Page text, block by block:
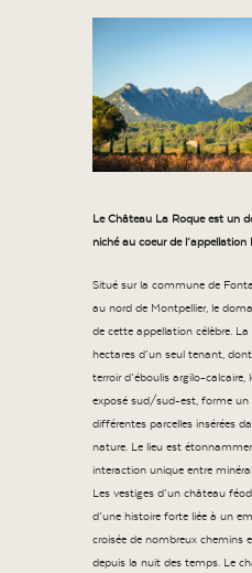
Le Château La Roque est un
niché au coeur de
Situé sur la commune de
au nord de Montpellier, le
de cette appellation célèbre.
hectares d’un seul tenant,
terroir d’éboulis argilo-calcaire,
exposé sud/sud-est, forme
différentes parcelles insérées
nature. Le lieu est
interaction unique entre
Les vestiges d’un château
d’une histoire forte liée à un
croisée de nombreux chemins
depuis la nuit des temps. Le